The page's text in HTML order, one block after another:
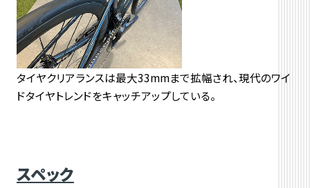
タイヤクリアランスは最大33mmまで拡幅され、現代のワイ
ドタイヤトレンドをキャッチアップしている。
スペック